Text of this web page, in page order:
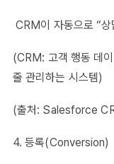
CRM이 자동으로 “
(CRM: 고객 행동 데
줄 관리하는 시스템)
(출처: Salesforce
4. 등록(Conversion)